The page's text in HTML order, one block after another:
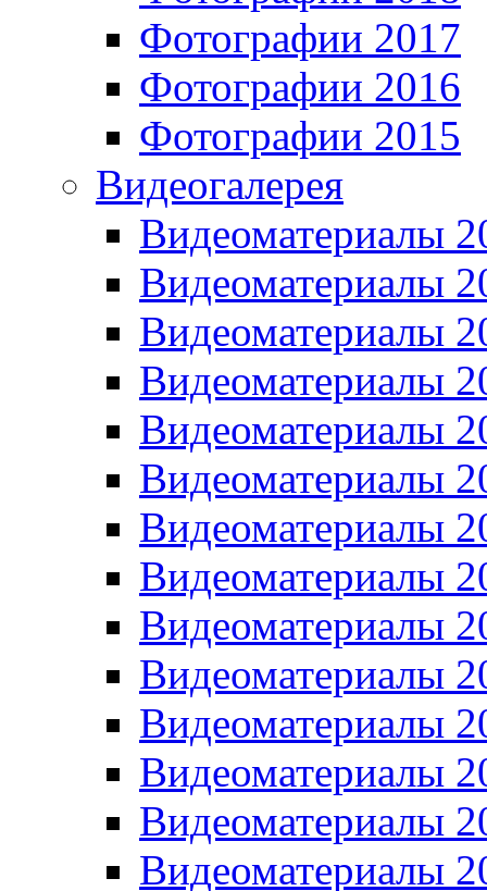
Фотографии 2017
Фотографии 2016
Фотографии 2015
Видеогалерея
Видеоматериалы
Видеоматериалы
Видеоматериалы
Видеоматериалы
Видеоматериалы
Видеоматериалы
Видеоматериалы
Видеоматериалы
Видеоматериалы
Видеоматериалы
Видеоматериалы
Видеоматериалы
Видеоматериалы
Видеоматериалы